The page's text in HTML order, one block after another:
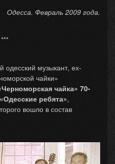
Одесса. Февраль 2009 года.
***
музыкант, ех-
чайки»
чайка» 70-
«Одесские ребята»,
вошло в состав